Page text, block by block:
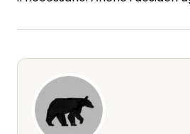
meravigliosi giorni idilliaci.